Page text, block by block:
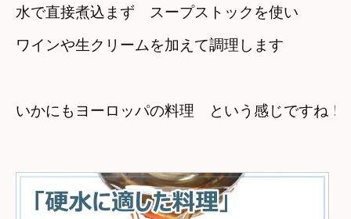
水で直接煮込まず　スープストックを使い
ワインや生クリームを加えて調理します
いかにもヨーロッパの料理　という感じですね！